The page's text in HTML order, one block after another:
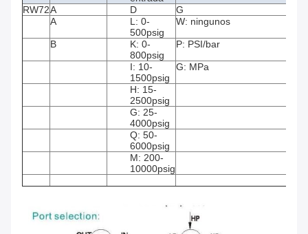
RW72A D
G
A
L: 0-
500psig
W: ningunos
B
K: 0-
800psig
P: PSI/bar
I: 10-
1500psig
G: MPa
H: 15-
2500psig
G: 25-
4000psig
Q: 50-
6000psig
M: 200-
10000psig